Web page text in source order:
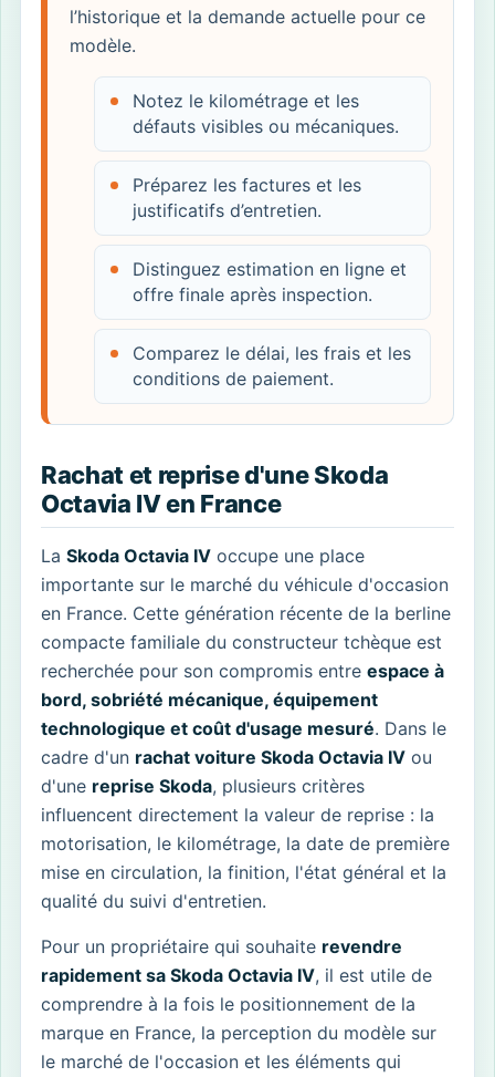
l’historique et la demande actuelle pour ce
modèle.
Notez le kilométrage et les
défauts visibles ou mécaniques.
Préparez les factures et les
justificatifs d’entretien.
Distinguez estimation en ligne et
offre finale après inspection.
Comparez le délai, les frais et les
conditions de paiement.
Rachat et reprise d'une Skoda
Octavia IV en France
La Skoda Octavia IV occupe une place
importante sur le marché du véhicule d'occasion
en France. Cette génération récente de la berline
compacte familiale du constructeur tchèque est
recherchée pour son compromis entre espace à
bord, sobriété mécanique, équipement
technologique et coût d'usage mesuré. Dans le
cadre d'un rachat voiture Skoda Octavia IV ou
d'une reprise Skoda, plusieurs critères
influencent directement la valeur de reprise : la
motorisation, le kilométrage, la date de première
mise en circulation, la finition, l'état général et la
qualité du suivi d'entretien.
Pour un propriétaire qui souhaite revendre
rapidement sa Skoda Octavia IV, il est utile de
comprendre à la fois le positionnement de la
marque en France, la perception du modèle sur
le marché de l'occasion et les éléments qui